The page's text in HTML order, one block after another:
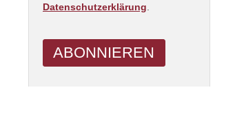
Datenschutzerklärung
ABONNIEREN